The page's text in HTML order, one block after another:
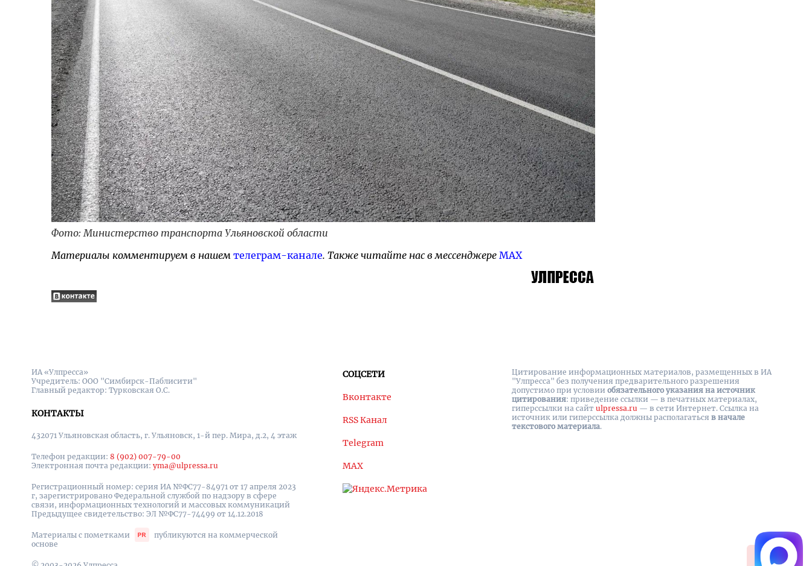
Фото: Министерство транспорта Ульяновской области
Материалы комментируем в нашем телеграм-канале. Также читайте нас в мессенджере MAX
ИА «Улпресса»
Учредитель: ООО "Симбирск-Паблисити"
Главный редактор: Турковская О.С.
КОНТАКТЫ
432071 Ульяновская область, г. Ульяновск, 1-й пер. Мира, д.2, 4 этаж
Телефон редакции: 8 (902) 007-79-00
Электронная почта редакции: yma@ulpressa.ru
Регистрационный номер: серия ИА №ФС77-84971 от 17 апреля 2023
г, зарегистрировано Федеральной службой по надзору в сфере
связи, информационных технологий и массовых коммуникаций
Предыдущее свидетельство: ЭЛ №ФС77-74499 от 14.12.2018
Материалы с пометками
публикуются на коммерческой
основе
СОЦСЕТИ
Вконтакте
RSS Канал
Telegram
MAX
Цитирование информационных материалов, размещенных в ИА
"Улпресса" без получения предварительного разрешения
допустимо при условии обязательного указания на источник
цитирования: приведение ссылки — в печатных материалах,
гиперссылки на cайт ulpressa.ru — в сети Интернет. Ссылка на
источник или гиперссылка должны располагаться в начале
текстового материала.